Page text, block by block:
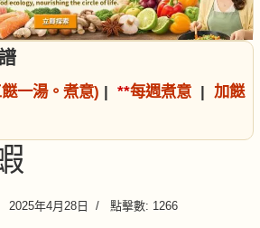
一湯。煮意) | **每週煮意 | 加餸
2025年4月28日 點擊數: 1266